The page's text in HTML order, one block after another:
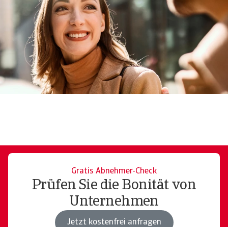
Gratis Abnehmer-Check
Prüfen Sie die Bonität von
Unternehmen
Jetzt kostenfrei anfragen